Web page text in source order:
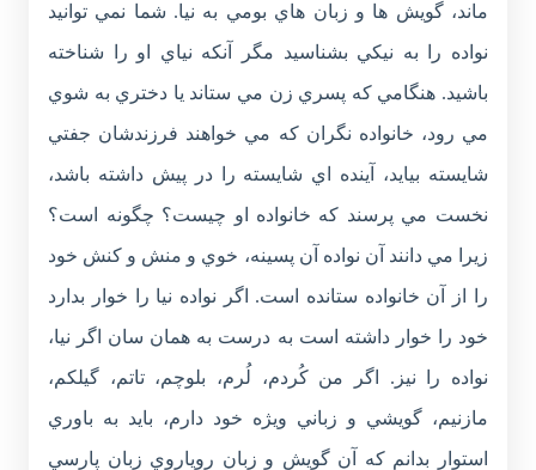
ماند، گويش ها و زبان هاي بومي به نيا. شما نمي توانيد
نواده را به نيکي بشناسيد مگر آنکه نياي او را شناخته
باشيد. هنگامي که پسري زن مي ستاند يا دختري به شوي
مي رود، خانواده نگران که مي خواهند فرزندشان جفتي
شايسته بيايد، آينده اي شايسته را در پيش داشته باشد،
نخست مي پرسند که خانواده او چيست؟ چگونه است؟
زيرا مي دانند آن نواده آن پسينه، خوي و منش و کنش خود
را از آن خانواده ستانده است. اگر نواده نيا را خوار بدارد
خود را خوار داشته است به درست به همان سان اگر نيا،
نواده را نيز. اگر من کُردم، لُرم، بلوچم، تاتم، گيلکم،
مازنيم، گويشي و زباني ويژه خود دارم، بايد به باوري
استوار بدانم که آن گويش و زبان روياروي زبان پارسي